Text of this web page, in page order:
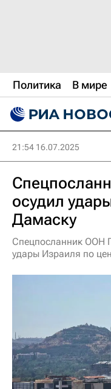
Политика В мире
21:54 16.07.2025
осудил
Дамаску
Спецпосланник ООН
удары Израиля по